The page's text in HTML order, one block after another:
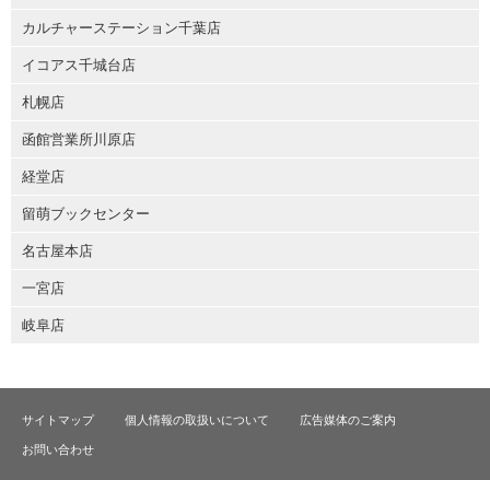
カルチャーステーション千葉店
イコアス千城台店
札幌店
函館営業所川原店
経堂店
留萌ブックセンター
名古屋本店
一宮店
岐阜店
サイトマップ 個人情報の取扱いについて 広告媒体のご案内
お問い合わせ